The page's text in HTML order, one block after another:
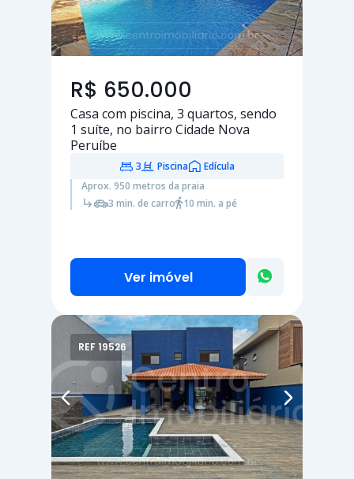
R$ 650.000
Casa com piscina, 3 quartos, sendo
1 suíte, no bairro Cidade Nova
Peruíbe
3 Piscina
Edícula
Aprox. 950 metros da praia
3 min. de carro
10 min. a pé
Ver imóvel
REF 19526